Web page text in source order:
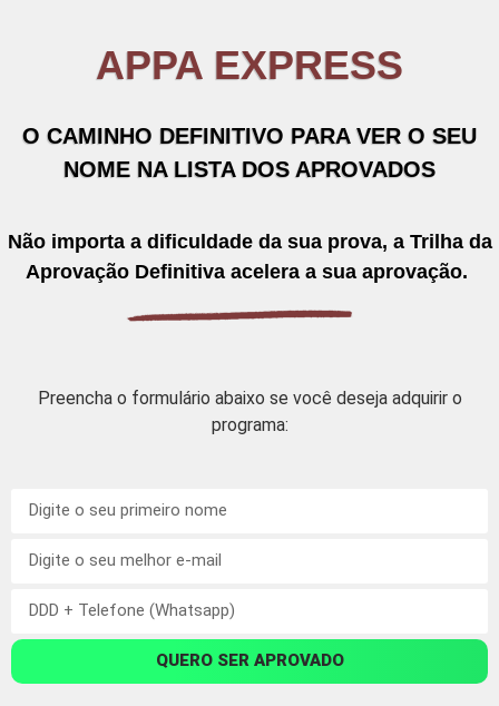
APPA EXPRESS
O CAMINHO DEFINITIVO PARA VER O SEU
NOME NA LISTA DOS APROVADOS
Não importa a dificuldade da sua prova, a Trilha da
Aprovação Definitiva acelera a sua aprovação.
Preencha o formulário abaixo se você deseja adquirir o
programa:
QUERO SER APROVADO